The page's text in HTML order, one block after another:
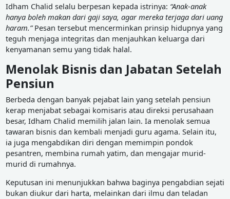
Idham Chalid selalu berpesan kepada istrinya: “Anak-anak
hanya boleh makan dari gaji saya, agar mereka terjaga dari uang
haram.”Pesan tersebut mencerminkan prinsip hidupnya yang
teguh menjaga integritas dan menjauhkan keluarga dari
kenyamanan semu yang tidak halal.
Menolak Bisnis dan Jabatan Setelah
Pensiun
Berbeda dengan banyak pejabat lain yang setelah pensiun
kerap menjabat sebagai komisaris atau direksi perusahaan
besar, Idham Chalid memilih jalan lain. Ia menolak semua
tawaran bisnis dan kembali menjadi guru agama. Selain itu,
ia juga mengabdikan diri dengan memimpin pondok
pesantren, membina rumah yatim, dan mengajar murid-
murid di rumahnya.
Keputusan ini menunjukkan bahwa baginya pengabdian sejati
bukan diukur dari harta, melainkan dari ilmu dan teladan